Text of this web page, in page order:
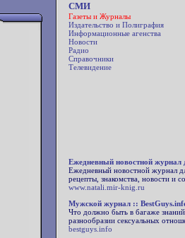
СМИ
Газеты и Журналы
Издательство и Полиграфия
Информационные агенства
Новости
Радио
Справочники
Телевидение
Ежедневный новостной
Ежедневный новостной журнал
рецепты, знакомства, новости и
www.natali.mir-knig.ru
Мужской журнал ::
Что должно быть в багаже
разнообразии сексуальных
bestguys.info